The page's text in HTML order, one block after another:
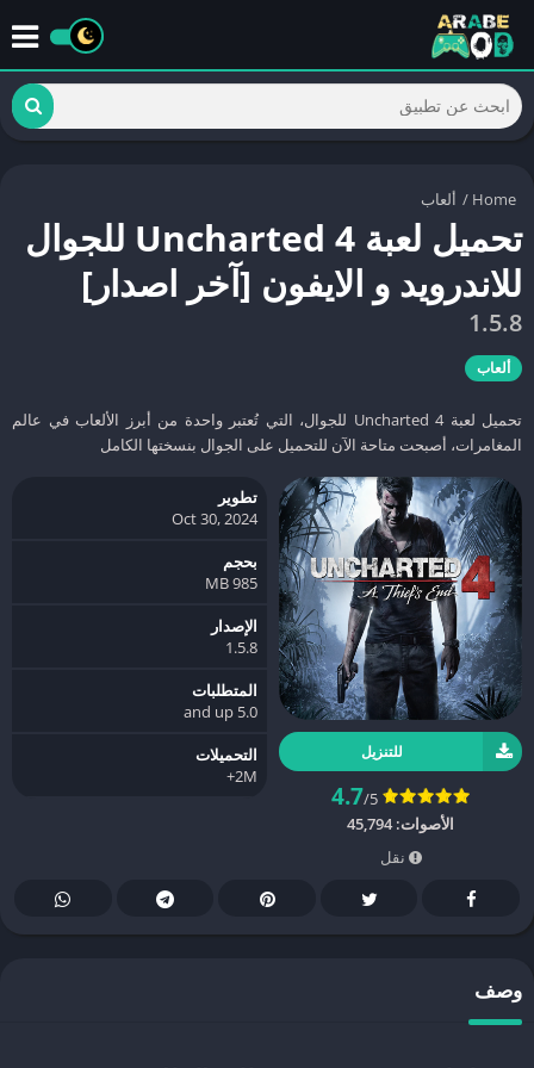
Home
/ ألعاب
تحميل لعبة Uncharted 4 للجوال
للاندرويد و الايفون [آخر اصدار]
1.5.8
ألعاب
تحميل لعبة Uncharted 4 للجوال، التي تُعتبر واحدة من أبرز الألعاب في عالم
المغامرات، أصبحت متاحة الآن للتحميل على الجوال بنسختها الكامل
للتنزيل
4.7/5
الأصوات:45,794
نقل
تطوير
Oct 30, 2024
بحجم
985 MB
الإصدار
1.5.8
المتطلبات
5.0 and up
التحميلات
2M+
وصف